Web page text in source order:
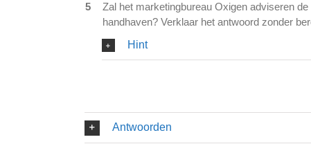
5
Zal het marketingbureau Oxigen adviseren
handhaven? Verklaar het antwoord zonder
Hint
Antwoorden